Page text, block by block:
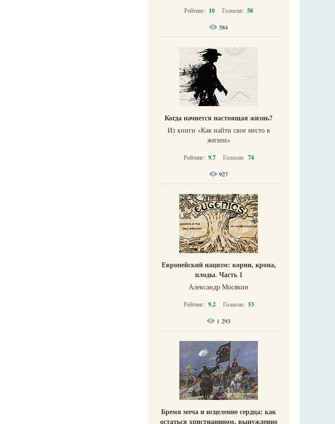
Рейтинг: 10 Голосов: 58
584
Когда начнется настоящая жизнь?
Из книги «Как найти свое место в
жизни​»
Рейтинг: 9.7 Голосов: 74
927
Европейский нацизм: корни, крона,
плоды. Часть 1
Александр Мосякин
Рейтинг: 9.2 Голосов: 53
1 293
Бремя меча и исцеление сердца: как
остаться христианином, вынужденно